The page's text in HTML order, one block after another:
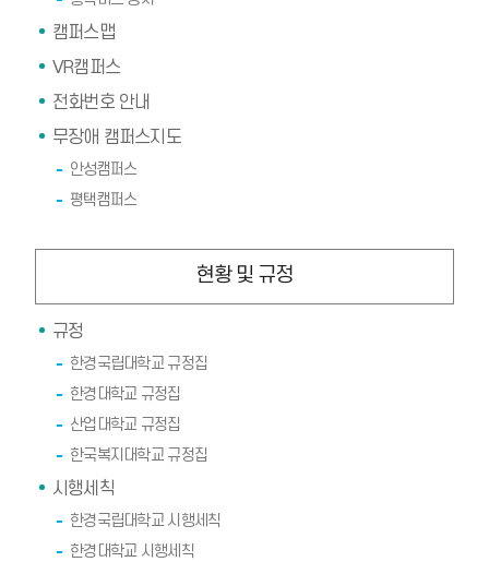
캠퍼스맵
VR캠퍼스
전화번호 안내
무장애 캠퍼스지도
안성캠퍼스
평택캠퍼스
현황 및 규정
규정
한경국립대학교 규정집
한경대학교 규정집
산업대학교 규정집
한국복지대학교 규정집
시행세칙
한경국립대학교 시행세칙
한경대학교 시행세칙